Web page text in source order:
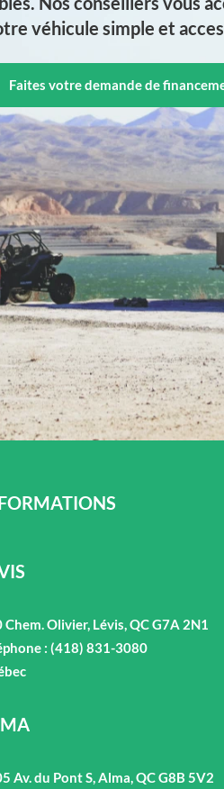
véhicule simple et
Faites votre demande de
Chem. Olivier, Lévis, QC G7A 2N1
: (418) 831-3080
Av. du Pont S, Alma, QC G8B 5V2